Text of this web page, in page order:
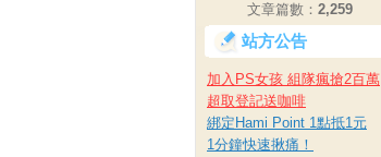
文章篇數： 2,259
站方公告
加入PS女孩 組隊瘋搶2百萬
超取登記送咖啡
綁定Hami Point 1點抵1元
1分鐘快速揪痛！